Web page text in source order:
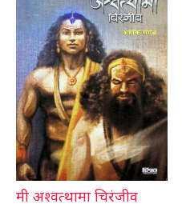
मी अश्वत्थामा चिरंजीव